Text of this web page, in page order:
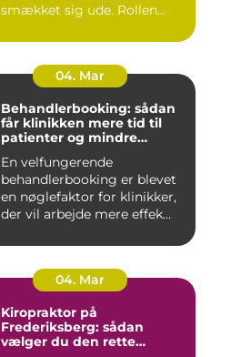
smækket sig ude. Rollen
04. Mar
Behandlerbooking: sådan
får klinikken mere tid til
patienter og mindre
En velfungerende
behandlerbooking er blevet
en nøglefaktor for klinikker,
der vil arbejde mere effek...
04. Mar
Kiropraktor på
Frederiksberg: sådan
vælger du den rette